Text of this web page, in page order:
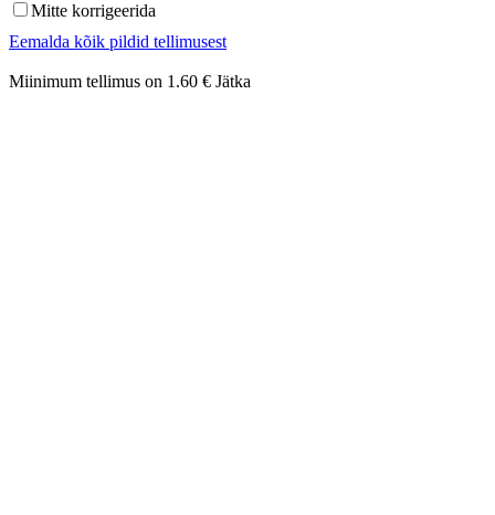
Mitte korrigeerida
Eemalda kõik pildid tellimusest
Miinimum tellimus on 1.60 € Jätka